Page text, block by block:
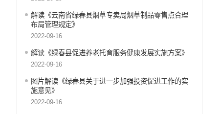
解读《云南省绿春县烟草专卖局烟草制品零售点合理
布局管理规定》
2022-09-16
解读《绿春县促进养老托育服务健康发展实施方案》
2022-09-16
图片解读《绿春县关于进一步加强投资促进工作的实
施意见》
2022-09-16